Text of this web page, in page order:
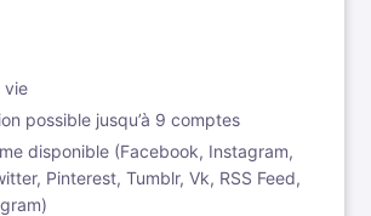
vie
possible jusqu’à 9 comptes
disponible (Facebook, Instagram,
Pinterest, Tumblr, Vk, RSS Feed,